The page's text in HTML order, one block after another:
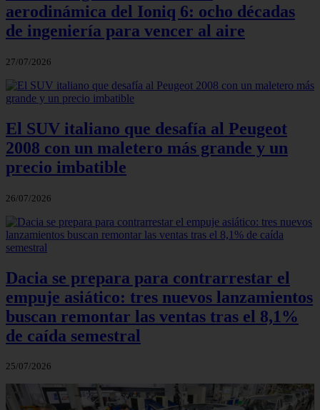
aerodinámica del Ioniq 6: ocho décadas
de ingeniería para vencer al aire
27/07/2026
El SUV italiano que desafía al Peugeot
2008 con un maletero más grande y un
precio imbatible
26/07/2026
Dacia se prepara para contrarrestar el
empuje asiático: tres nuevos lanzamientos
buscan remontar las ventas tras el 8,1%
de caída semestral
25/07/2026